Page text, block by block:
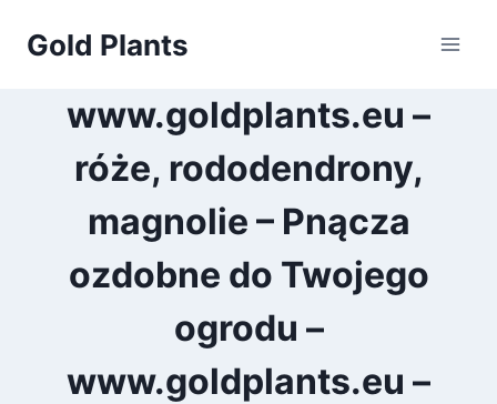
Gold Plants
www.goldplants.eu –
róże, rododendrony,
magnolie – Pnącza
ozdobne do Twojego
ogrodu –
www.goldplants.eu –